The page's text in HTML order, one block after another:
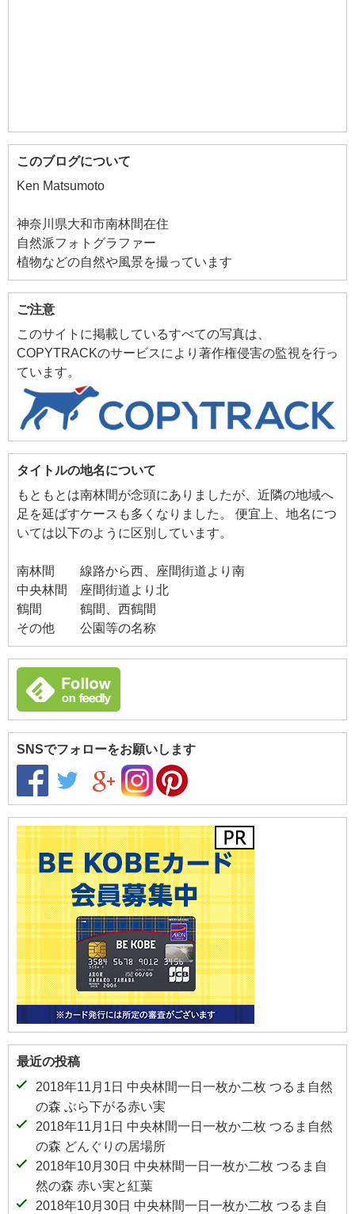
このブログについて
Ken Matsumoto
神奈川県大和市南林間在住
自然派フォトグラファー
植物などの自然や風景を撮っています
ご注意
このサイトに掲載しているすべての写真は、
COPYTRACKのサービスにより著作権侵害の監視を行っ
ています。
タイトルの地名について
もともとは南林間が念頭にありましたが、近隣の地域へ
足を延ばすケースも多くなりました。 便宜上、地名につ
いては以下のように区別しています。
南林間 線路から西、座間街道より南
中央林間 座間街道より北
鶴間 鶴間、西鶴間
その他 公園等の名称
SNSでフォローをお願いします
最近の投稿
2018年11月1日 中央林間一日一枚か二枚 つるま自然
の森 ぶら下がる赤い実
2018年11月1日 中央林間一日一枚か二枚 つるま自然
の森 どんぐりの居場所
2018年10月30日 中央林間一日一枚か二枚 つるま自
然の森 赤い実と紅葉
2018年10月30日 中央林間一日一枚か二枚 つるま自